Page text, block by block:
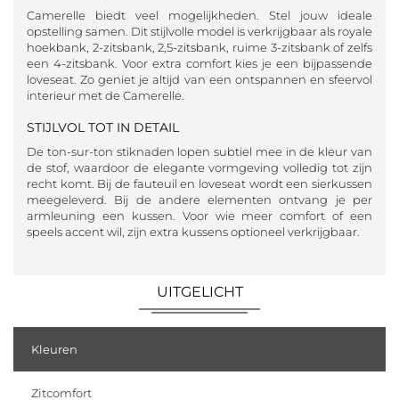
Camerelle biedt veel mogelijkheden. Stel jouw ideale
opstelling samen. Dit stijlvolle model is verkrijgbaar als royale
hoekbank, 2-zitsbank, 2,5-zitsbank, ruime 3-zitsbank of zelfs
een 4-zitsbank. Voor extra comfort kies je een bijpassende
loveseat. Zo geniet je altijd van een ontspannen en sfeervol
interieur met de Camerelle.
STIJLVOL TOT IN DETAIL
De ton-sur-ton stiknaden lopen subtiel mee in de kleur van
de stof, waardoor de elegante vormgeving volledig tot zijn
recht komt. Bij de fauteuil en loveseat wordt een sierkussen
meegeleverd. Bij de andere elementen ontvang je per
armleuning een kussen. Voor wie meer comfort of een
speels accent wil, zijn extra kussens optioneel verkrijgbaar.
UITGELICHT
Kleuren
Zitcomfort